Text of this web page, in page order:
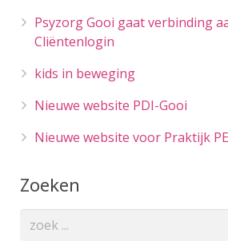
Psyzorg Gooi gaat verbinding
Cliëntenlogin
kids in beweging
Nieuwe website PDI-Gooi
Nieuwe website voor Praktijk
Zoeken